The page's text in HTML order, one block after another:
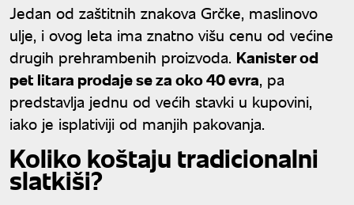
Jedan od zaštitnih znakova Grčke, maslinovo
ulje, i ovog leta ima znatno višu cenu od većine
drugih prehrambenih proizvoda. Kanister od
pet litara prodaje se za oko 40 evra, pa
predstavlja jednu od većih stavki u kupovini,
iako je isplativiji od manjih pakovanja.
Koliko koštaju tradicionalni
slatkiši?